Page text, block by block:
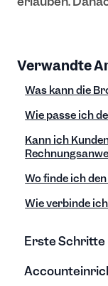
Verwandte
Was kann die
Wie passe ich
Kann ich
Wo finde ich
Wie verbinde
Erste Schritte